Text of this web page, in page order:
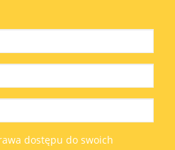
dostępu do swoich